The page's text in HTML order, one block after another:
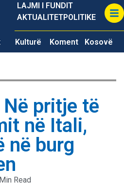
LAJMI I FUNDIT
AKTUALITETPOLITIKE
Kulturë Koment Kosovë
pritje të
në Itali,
në burg
Read